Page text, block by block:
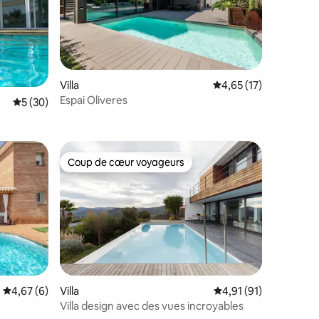
: 5 sur 5
Évaluation moyenne sur la base de 30 commentaires : 5 sur 5
5 (30)
Villa Évaluation moyenne
4,65 (17)
Espai Oliveres
: 4,97 sur 5
Évaluation moyenne sur la base de 6 commentaires : 4,67 sur 5
4,67 (6)
Coup de cœur voyageurs
Coup de cœur voyageurs
Villa Évaluation moyenne
4,91 (91)
Villa design avec des vues incroyables